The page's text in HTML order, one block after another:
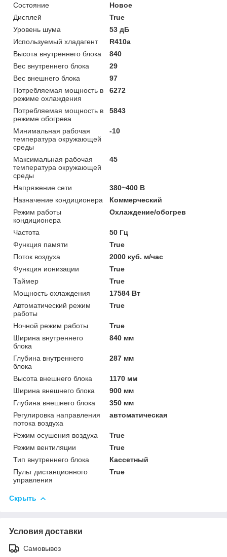
Состояние
Новое
Дисплей
True
Уровень шума
53 дБ
Используемый хладагент
R410a
Высота внутреннего блока
840
Вес внутреннего блока
29
Вес внешнего блока
97
Потребляемая мощность в
режиме охлаждения
6272
Потребляемая мощность в
режиме обогрева
5843
Минимальная рабочая
температура окружающей
среды
-10
Максимальная рабочая
температура окружающей
среды
45
Напряжение сети
380~400 В
Назначение кондиционера
Коммерческий
Режим работы
кондиционера
Охлаждение/обогрев
Частота
50 Гц
Функция памяти
True
Поток воздуха
2000 куб. м/час
Функция ионизации
True
Таймер
True
Мощность охлаждения
17584 Вт
Автоматический режим
работы
True
Ночной режим работы
True
Ширина внутреннего
блока
840 мм
Глубина внутреннего
блока
287 мм
Высота внешнего блока
1170 мм
Ширина внешнего блока
900 мм
Глубина внешнего блока
350 мм
Регулировка направления
потока воздуха
автоматическая
Режим осушения воздуха
True
Режим вентиляции
True
Тип внутреннего блока
Кассетный
Пульт дистанционного
управления
True
Скрыть
Условия доставки
Самовывоз